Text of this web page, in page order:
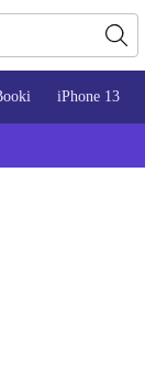
iPhone 13